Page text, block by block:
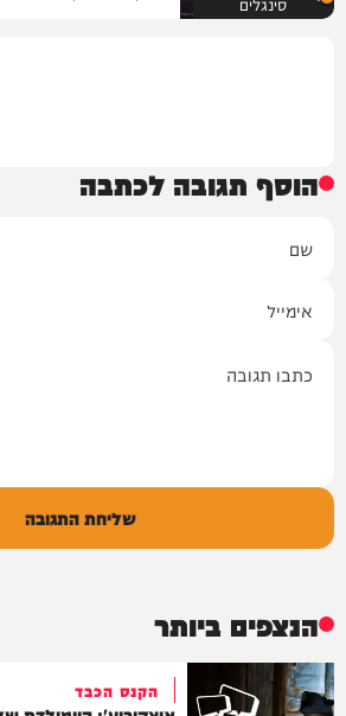
הוסף תגובה לכתבה
שליחת התגובה
הנצפים ביותר
הקנס הכבד